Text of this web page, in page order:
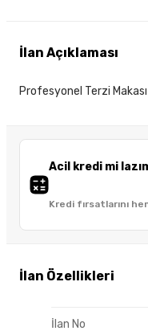
Acil kredi mi
Kredi fırsatlarını
İlan Özellikleri
İlan No
İlan Açıklaması
Profesyonel Terzi